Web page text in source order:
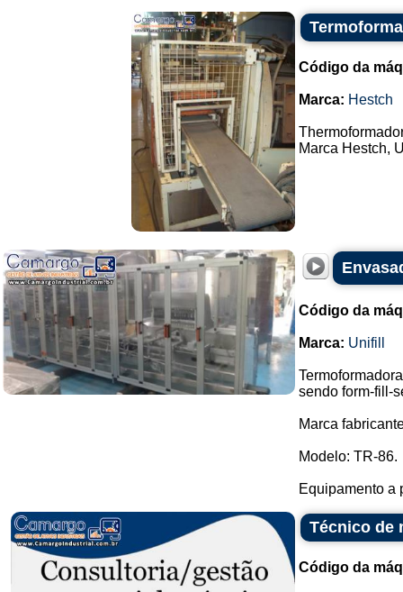
Código da
Marca: Hestch
Marca Hestch,
Código da
Marca: Unifill
sendo form-fill-
Marca
Modelo: TR-86.
Equipamento a
Técnico de
Código da